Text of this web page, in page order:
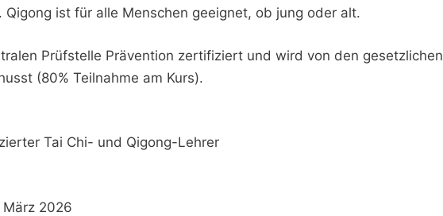
Qigong ist für alle Menschen geeignet, ob jung oder alt.
Prüfstelle Prävention zertifiziert und wird von den gesetzlichen
(80% Teilnahme am Kurs).
Tai Chi- und Qigong-Lehrer
März 2026